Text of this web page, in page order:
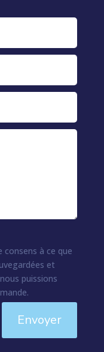
à ce que
et
puissions
Envoyer